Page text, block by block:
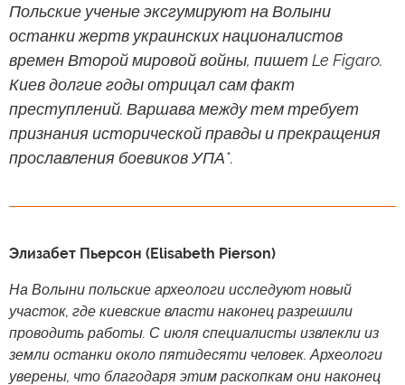
Польские ученые эксгумируют на Волыни
останки жертв украинских националистов
времен Второй мировой войны, пишет Le Figaro.
Киев долгие годы отрицал сам факт
преступлений. Варшава между тем требует
признания исторической правды и прекращения
прославления боевиков УПА*.
Элизабет Пьерсон (Elisabeth Pierson)
На Волыни польские археологи исследуют новый
участок, где киевские власти наконец разрешили
проводить работы. С июля специалисты извлекли из
земли останки около пятидесяти человек. Археологи
уверены, что благодаря этим раскопкам они наконец